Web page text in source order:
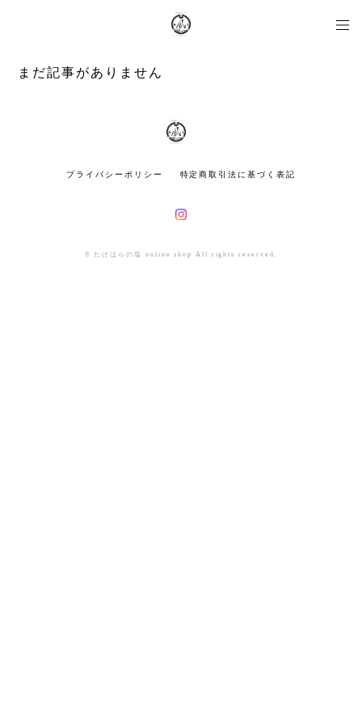
まだ記事がありません
プライバシーポリシー 特定商取引法に基づく表記
© たけはらの塩 online shop All rights reserved.